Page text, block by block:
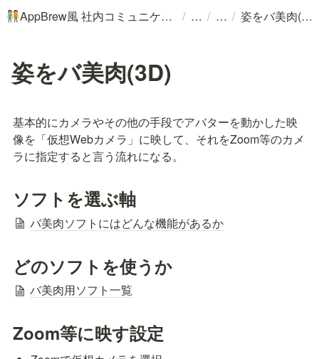
🧑‍🤝‍🧑 AppBrew風 社内コミュニケーションの手引き / / / 姿をバ美肉(3D)
姿をバ美肉(3D)
基本的にカメラやその他の手段でアバターを動かした映
像を「仮想Webカメラ」に映して、それをZoom等のカメ
ラに指定すると言う流れになる。
ソフトを選ぶ軸
バ美肉ソフトにはどんな機能があるか
どのソフトを使うか
バ美肉用ソフト一覧
Zoom等に映す設定